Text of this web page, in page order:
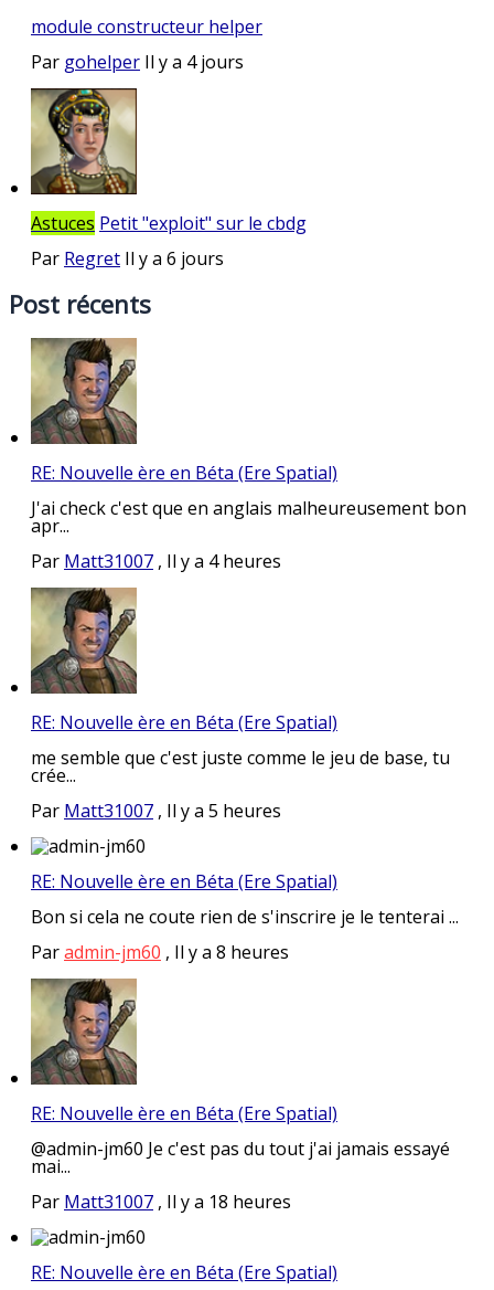
module constructeur helper
Par gohelper Il y a 4 jours
Astuces Petit "exploit" sur le cbdg
Par Regret Il y a 6 jours
Post récents
RE: Nouvelle ère en Béta (Ere Spatial)
J'ai check c'est que en anglais malheureusement bon
apr...
Par Matt31007 , Il y a 4 heures
RE: Nouvelle ère en Béta (Ere Spatial)
me semble que c'est juste comme le jeu de base, tu
crée...
Par Matt31007 , Il y a 5 heures
RE: Nouvelle ère en Béta (Ere Spatial)
Bon si cela ne coute rien de s'inscrire je le tenterai ...
Paradmin-jm60 , Il y a 8 heures
RE: Nouvelle ère en Béta (Ere Spatial)
@admin-jm60 Je c'est pas du tout j'ai jamais essayé
mai...
Par Matt31007 , Il y a 18 heures
RE: Nouvelle ère en Béta (Ere Spatial)